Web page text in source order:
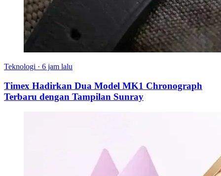
Teknologi · 6 jam lalu
Timex Hadirkan Dua Model MK1 Chronograph
Terbaru dengan Tampilan Sunray